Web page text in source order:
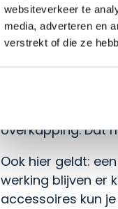
websiteverkeer te
media, adverteren en
verstrekt of die ze
Is een
Een glazen
barrière tegen
overkapping. Dat
Ook hier geldt:
werking blijven er
accessoires kun